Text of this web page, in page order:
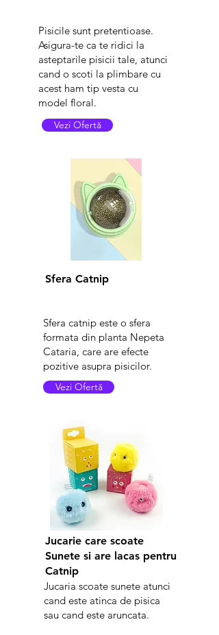
Pisicile sunt pretentioase.
Asigura-te ca te ridici la
asteptarile pisicii tale, atunci
cand o scoti la plimbare cu
acest ham tip vesta cu
model floral.
Vezi Ofertă
Sfera Catnip
Sfera catnip este o sfera
formata din planta Nepeta
Cataria, care are efecte
pozitive asupra pisicilor.
Vezi Ofertă
Jucarie care scoate
Sunete si are lacas pentru
Catnip
Jucaria scoate sunete atunci
cand este atinca de pisica
sau cand este aruncata.